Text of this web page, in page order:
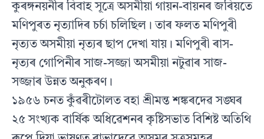
কুৰঙ্গনয়নীৰ বিবাহ সূত্ৰে অসমীয়া গায়ন-বায়নৰ জৰিয়তে
মণিপুৰত নৃত্যাদিৰ চৰ্চা চলিছিল। তাৰ ফলত মণিপুৰী
নৃত্যত অসমীয়া নৃত্যৰ ছাপ দেখা যায়। মণিপুৰী ৰাস-
নৃত্যৰ গোপিনীৰ সাজ-সজ্জা অসমীয়া নটুৱাৰ সাজ-
সজ্জাৰ উন্নত অনুকৰণ।
১৯৫৬ চনত কুঁৱৰীটোলত বহা শ্ৰীমন্ত শঙ্কৰদেৱ সঙ্ঘৰ
২৫ সংখ্যক বাৰ্ষিক অধিৱেশনৰ কৃষ্টিসভাত বিশিষ্ট অতিথি